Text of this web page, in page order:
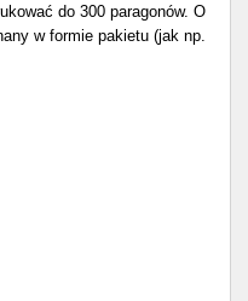
do 300 paragonów. O
w formie pakietu (jak np.